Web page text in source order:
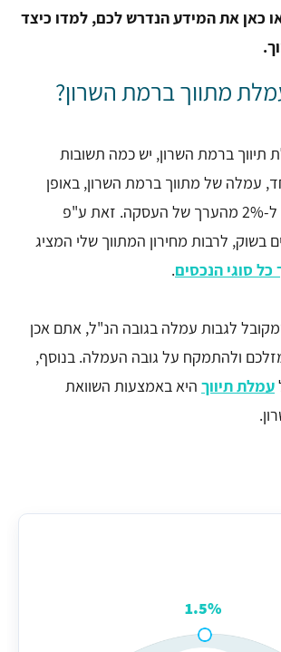
כאן את המידע הנדרש לכם, למדו כיצד
מתווך ברמת השרון?
ברמת השרון, יש כמה תשובות
עמלה של מתווך ברמת השרון, באופן
רשמי, נעה בין 1% ל-2% מהערך של העסקה. זאת ע"פ
בשוק, לרבות מחירון המתווך שלי המציג
כל סוגי הנכסים.
לגבות עמלה בגובה הנ"ל, אתם אכן
ולהתמקח על גובה העמלה. בנוסף,
עמלת תיווך היא באמצעות השוואת
1.5%